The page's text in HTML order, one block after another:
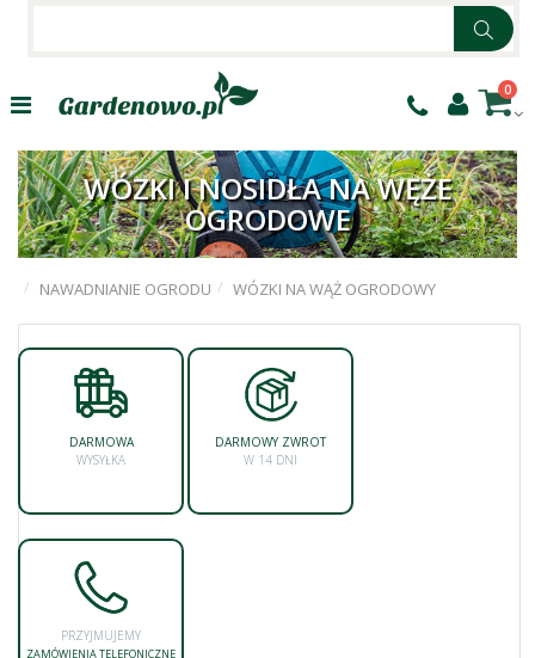
0
WÓZKI I NOSIDŁA NA WĘŻE
OGRODOWE
NAWADNIANIE OGRODU WÓZKI NA WĄŻ OGRODOWY
DARMOWA
WYSYŁKA
DARMOWY ZWROT
W 14 DNI
PRZYJMUJEMY
ZAMÓWIENIA TELEFONICZNE